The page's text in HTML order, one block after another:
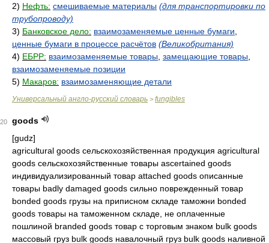
2) Нефть: смешиваемые материалы (для транспортировки по
трубопроводу)
3) Банковское дело: взаимозаменяемые ценные бумаги
ценные бумаги в процессе расчётов (Великобритания)
4) ЕБРР: взаимозаменяемые товары замещающие товары
взаимозаменяемые позиции
5) Макаров: взаимозаменяющие детали
Универсальный англо-русский словарь > fungibles
20
goods
[ɡudz]
agricultural goods сельскохозяйственная продукция agricultural
goods сельскохозяйственные товары ascertained goods
индивидуализированный товар attached goods описанные
товары badly damaged goods сильно поврежденный товар
bonded goods грузы на приписном складе таможни bonded
goods товары на таможенном складе, не оплаченные
пошлиной branded goods товар с торговым знаком bulk goods
массовый груз bulk goods навалочный груз bulk goods наливной